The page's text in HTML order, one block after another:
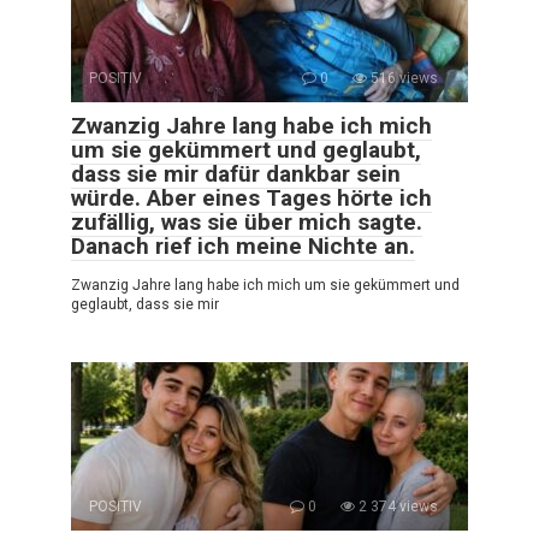
POSITIV 0 516 views
Zwanzig Jahre lang habe ich mich
um sie gekümmert und geglaubt,
dass sie mir dafür dankbar sein
würde. Aber eines Tages hörte ich
zufällig, was sie über mich sagte.
Danach rief ich meine Nichte an.
Zwanzig Jahre lang habe ich mich um sie gekümmert und
geglaubt, dass sie mir
POSITIV 0 2 374 views